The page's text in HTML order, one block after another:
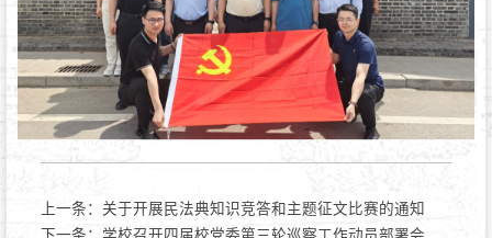
上一条： 关于开展民法典知识竞答和主题征文比赛的通知